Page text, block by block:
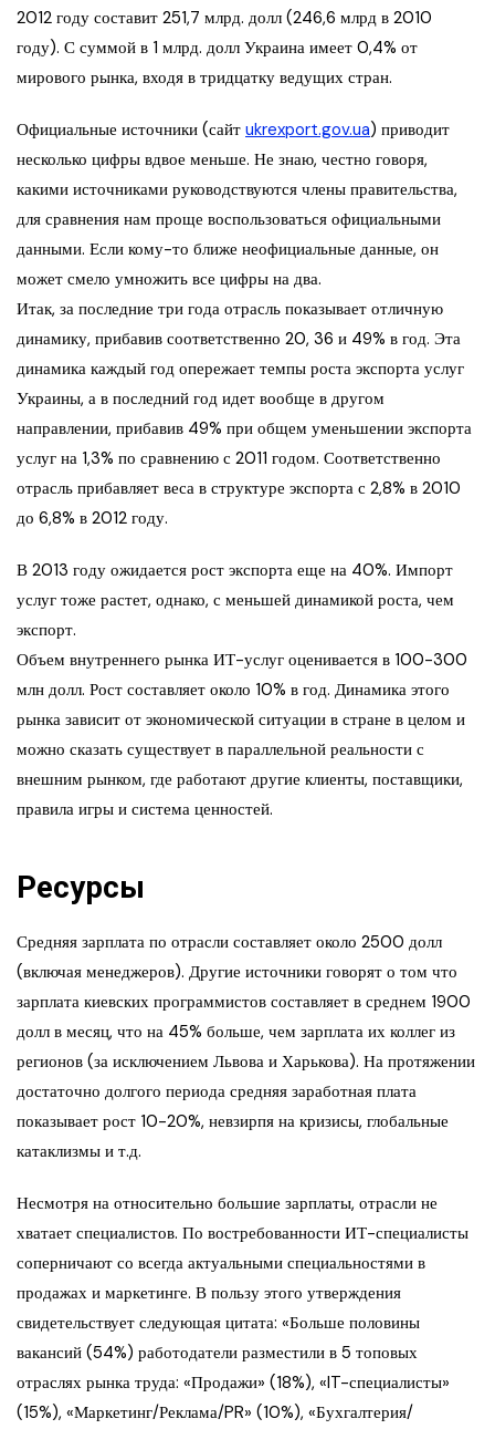
2012 году составит 251,7 млрд. долл (246,6 млрд в 2010
году). С суммой в 1 млрд. долл Украина имеет 0,4% от
мирового рынка, входя в тридцатку ведущих стран.
Официальные источники (сайт ukrexport.gov.ua) приводит
несколько цифры вдвое меньше. Не знаю, честно говоря,
какими источниками руководствуются члены правительства,
для сравнения нам проще воспользоваться официальными
данными. Если кому-то ближе неофициальные данные, он
может смело умножить все цифры на два.
Итак, за последние три года отрасль показывает отличную
динамику, прибавив соответственно 20, 36 и 49% в год. Эта
динамика каждый год опережает темпы роста экспорта услуг
Украины, а в последний год идет вообще в другом
направлении, прибавив 49% при общем уменьшении экспорта
услуг на 1,3% по сравнению с 2011 годом. Соответственно
отрасль прибавляет веса в структуре экспорта с 2,8% в 2010
до 6,8% в 2012 году.
В 2013 году ожидается рост экспорта еще на 40%. Импорт
услуг тоже растет, однако, с меньшей динамикой роста, чем
экспорт.
Объем внутреннего рынка ИТ-услуг оценивается в 100-300
млн долл. Рост составляет около 10% в год. Динамика этого
рынка зависит от экономической ситуации в стране в целом и
можно сказать существует в параллельной реальности с
внешним рынком, где работают другие клиенты, поставщики,
правила игры и система ценностей.
Ресурсы
Средняя зарплата по отрасли составляет около 2500 долл
(включая менеджеров). Другие источники говорят о том что
зарплата киевских программистов составляет в среднем 1900
долл в месяц, что на 45% больше, чем зарплата их коллег из
регионов (за исключением Львова и Харькова). На протяжении
достаточно долгого периода средняя заработная плата
показывает рост 10-20%, невзирпя на кризисы, глобальные
катаклизмы и т.д.
Несмотря на относительно большие зарплаты, отрасли не
хватает специалистов. По востребованности ИТ-специалисты
соперничают со всегда актуальными специальностями в
продажах и маркетинге. В пользу этого утверждения
свидетельствует следующая цитата: «Больше половины
вакансий (54%) работодатели разместили в 5 топовых
отраслях рынка труда: «Продажи» (18%), «IT-специалисты»
(15%), «Маркетинг/Реклама/PR» (10%), «Бухгалтерия/